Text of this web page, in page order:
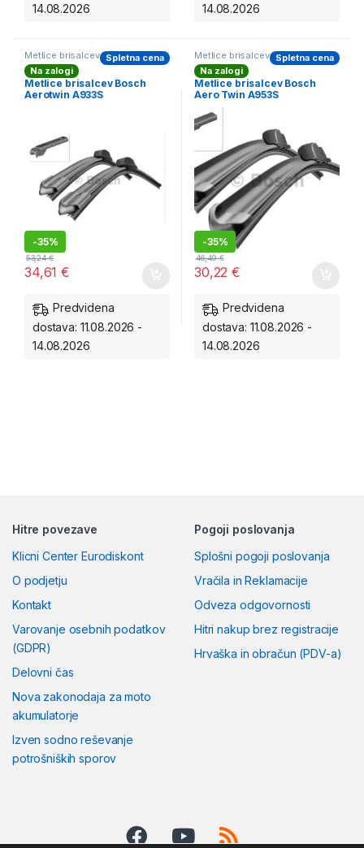
14.08.2026
14.08.2026
Metlice brisalcev BOSCH
Aerotwin - spredaj
Na zalogi
Metlice brisalcev Bosch
Aerotwin A933S
-35%
Spletna cena
34,61€
53,24€
Predvidena
dostava: 11.08.2026 -
14.08.2026
Metlice brisalcev BOSCH
Aerotwin - spredaj
Na zalogi
Metlice brisalcev Bosch
Aero Twin A953S
-35%
Spletna cena
30,22€
46,49€
Predvidena
dostava: 11.08.2026 -
14.08.2026
Hitre povezave
Klicni Center Eurodiskont
O podjetju
Kontakt
Varovanje osebnih podatkov
(GDPR)
Delovni čas
Nova zakonodaja za moto
akumulatorje
Izven sodno reševanje
potrošniških sporov
Pogoji poslovanja
Splošni pogoji poslovanja
Vračila in Reklamacije
Odveza odgovornosti
Hitri nakup brez registracije
Hrvaška in obračun (PDV-a)